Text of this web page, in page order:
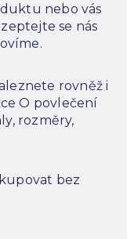
nebo vás
se nás
rovněž i
O povlečení
rozměry,
bez